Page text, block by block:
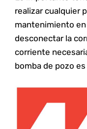
realizar cualquier
mantenimiento
desconectar la
corriente
bomba de pozo